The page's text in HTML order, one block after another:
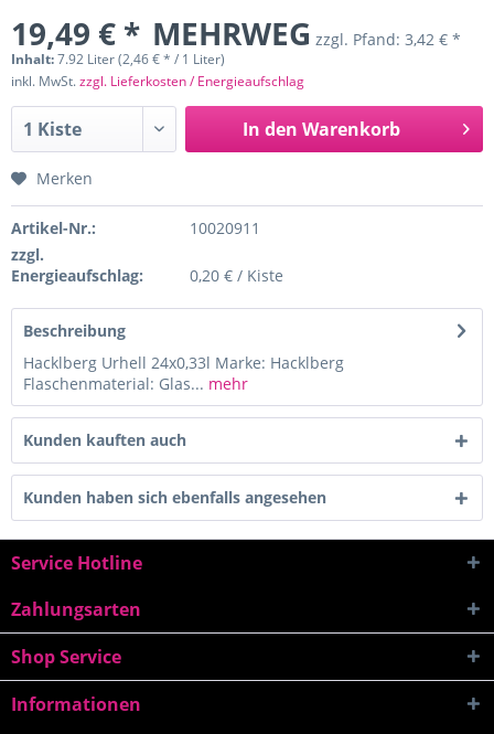
19,49 € * MEHRWEG zzgl. Pfand: 3,42 € *
Inhalt:7.92 Liter (2,46 € * / 1 Liter)
inkl. MwSt.zzgl. Lieferkosten / Energieaufschlag
In den Warenkorb
Merken
Artikel-Nr.:
10020911
zzgl.
Energieaufschlag:
0,20 € / Kiste
Beschreibung
Hacklberg Urhell 24x0,33l Marke: Hacklberg
Flaschenmaterial: Glas... mehr
Kunden kauften auch
Kunden haben sich ebenfalls angesehen
Service Hotline
Zahlungsarten
Shop Service
Informationen